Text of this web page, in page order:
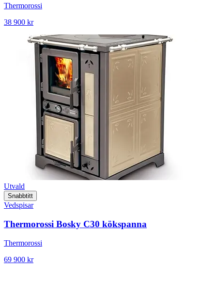
Thermorossi
38 900 kr
Utvald
Snabbtitt
Vedspisar
Thermorossi Bosky C30 kökspanna
Thermorossi
69 900 kr